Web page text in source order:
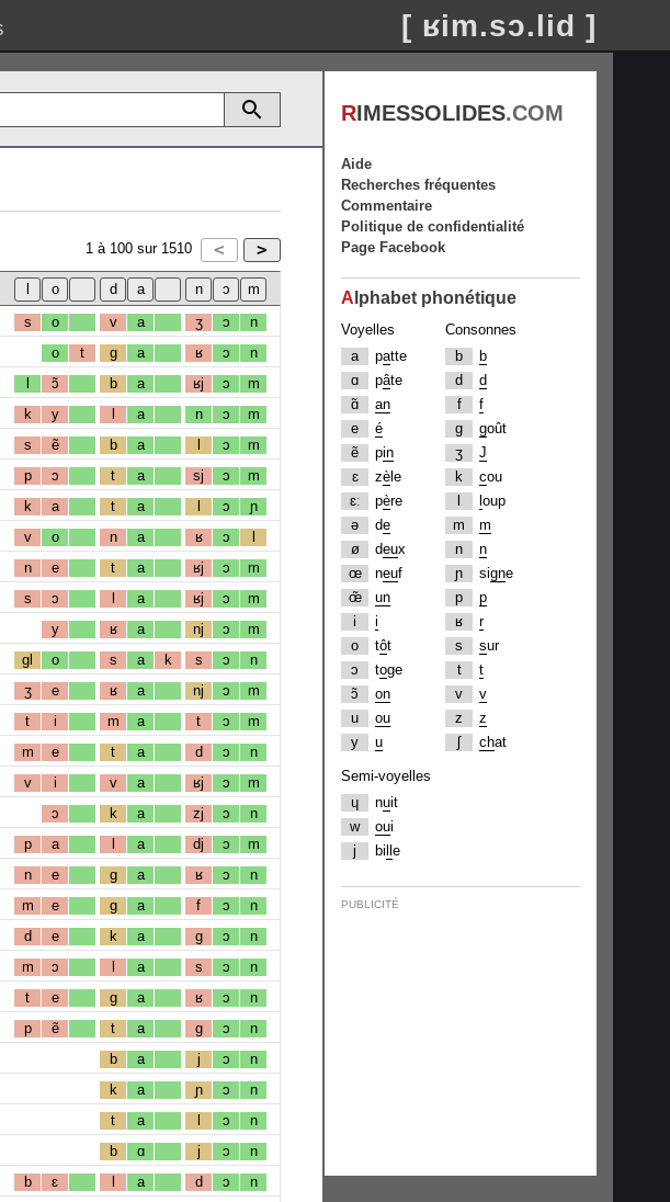
[ ʁim.sɔ.lid ]
1 à 100 sur 1510
s o v a ʒ ɔ n
o t g a ʁ ɔ n
l ɔ̃ b a ʁj ɔ m
k y l a n ɔ m
s ẽ b a l ɔ m
p ɔ t a sj ɔ m
k a t a l ɔ ɲ
v o n a ʁ ɔ l
n e t a ʁj ɔ m
s ɔ l a ʁj ɔ m
y ʁ a nj ɔ m
gl o s a k s ɔ n
ʒ e ʁ a nj ɔ m
t i m a t ɔ m
m e t a d ɔ n
v i v a ʁj ɔ m
ɔ k a zj ɔ n
p a l a dj ɔ m
n e g a ʁ ɔ n
m e g a f ɔ n
d e k a g ɔ n
m ɔ l a s ɔ n
t e g a ʁ ɔ n
p ẽ t a g ɔ n
b a j ɔ n
k a ɲ ɔ n
t a l ɔ n
b ɑ j ɔ n
b ɛ l a d ɔ n
RIMESSOLIDES.COM
Aide
Recherches fréquentes
Commentaire
Politique de confidentialité
Page Facebook
A lphabet phonétique
Voyelles
a
patte
ɑ
pâte
ɑ̃
an
e
é
ẽ
pin
ɛ
zè le
ɛː
père
ə
de
ø
deux
œ
neuf
œ̃
un
i
i
o
tôt
ɔ
toge
ɔ̃
on
u
ou
y
u
Consonnes
b
b
d
d
f
f
g
goût
ʒ
J
k
cou
oup
m
m
n
n
ɲ
signe
p
p
ʁ
r
s
sur
t
t
v
v
z
z
ʃ
chat
Semi-voyelles
ɥ
nuit
w
oui
j
bi e
PUBLICITÉ